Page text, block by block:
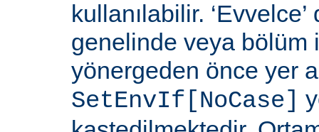
kullanılabilir.
genelinde veya bölüm
yönergeden önce yer
SetEnvIf[NoCase]